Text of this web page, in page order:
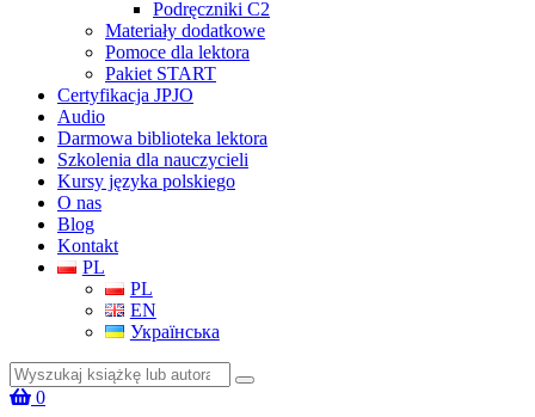
Podręczniki C2
Materiały dodatkowe
Pomoce dla lektora
Pakiet START
Certyfikacja JPJO
Audio
Darmowa biblioteka lektora
Szkolenia dla nauczycieli
Kursy języka polskiego
O nas
Blog
Kontakt
PL
PL
EN
Українська
Szukaj:
0